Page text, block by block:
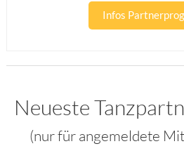
Infos
Neueste
(nur für angemeldete